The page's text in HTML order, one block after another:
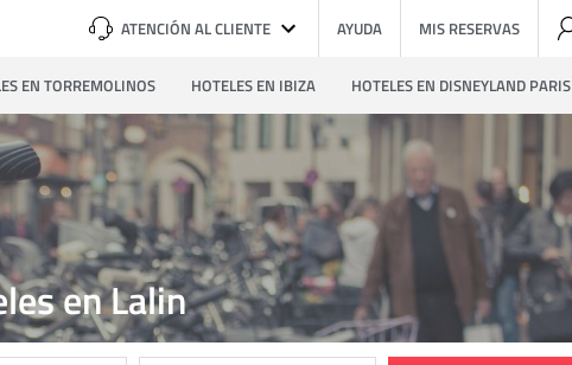
ATENCIÓN AL CLIENTE AYUDA MIS RESERVAS
EN TORREMOLINOS HOTELES EN IBIZA HOTELES EN DISNEYLAND PARIS
en Lalin